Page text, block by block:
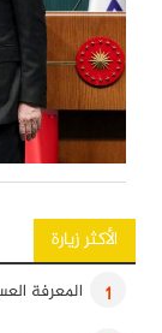
الأكثر زيارة
1
المعرفة